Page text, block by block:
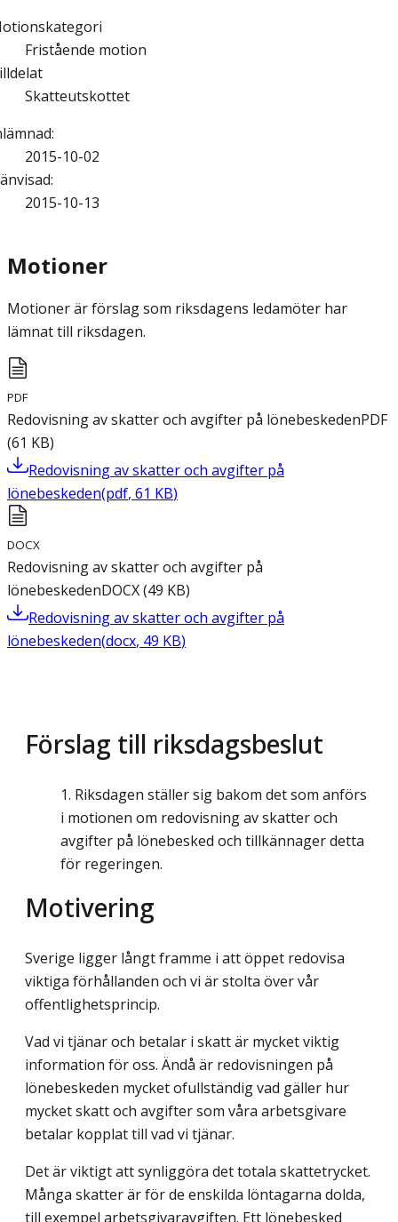
Fristående motion
Skatteutskottet
:
2015-10-02
:
2015-10-13
Motioner
Motioner är förslag som riksdagens ledamöter har
lämnat till riksdagen.
PDF
Redovisning av skatter och avgifter på lönebeskedenPDF
(61 KB)
Redovisning av skatter och avgifter på
lönebeskeden(pdf, 61 KB)
DOCX
Redovisning av skatter och avgifter på
lönebeskedenDOCX(49 KB)
Redovisning av skatter och avgifter på
lönebeskeden(docx, 49 KB)
Förslag till riksdagsbeslut
Riksdagen ställer sig bakom det som anförs
i motionen om redovisning av skatter och
avgifter på lönebesked och tillkännager detta
för regeringen.
Motivering
Sverige ligger långt framme i att öppet redovisa
viktiga förhållanden och vi är stolta över vår
offentlighetsprincip.
Vad vi tjänar och betalar i skatt är mycket viktig
information för oss. Ändå är redovisningen på
lönebeskeden mycket ofullständig vad gäller hur
mycket skatt och avgifter som våra arbetsgivare
betalar kopplat till vad vi tjänar.
Det är viktigt att synliggöra det totala skattetrycket.
Många skatter är för de enskilda löntagarna dolda,
till exempel arbetsgivaravgiften. Ett lönebesked